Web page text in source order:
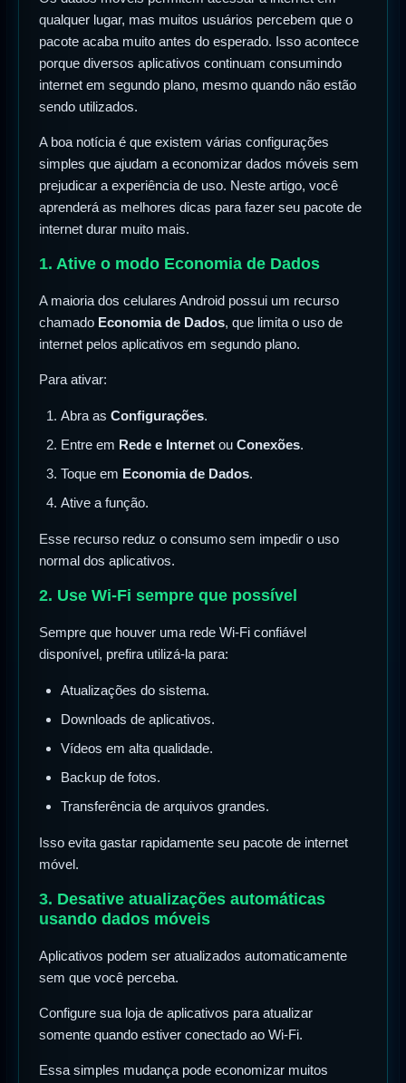
qualquer lugar, mas muitos usuários percebem que o
pacote acaba muito antes do esperado. Isso acontece
porque diversos aplicativos continuam consumindo
internet em segundo plano, mesmo quando não estão
sendo utilizados.
A boa notícia é que existem várias configurações
simples que ajudam a economizar dados móveis sem
prejudicar a experiência de uso. Neste artigo, você
aprenderá as melhores dicas para fazer seu pacote de
internet durar muito mais.
1. Ative o modo Economia de Dados
A maioria dos celulares Android possui um recurso
chamado Economia de Dados, que limita o uso de
internet pelos aplicativos em segundo plano.
Para ativar:
Abra as Configurações.
Entre em Rede e Internet ou Conexões.
Toque em Economia de Dados.
Ative a função.
Esse recurso reduz o consumo sem impedir o uso
normal dos aplicativos.
2. Use Wi-Fi sempre que possível
Sempre que houver uma rede Wi-Fi confiável
disponível, prefira utilizá-la para:
Atualizações do sistema.
Downloads de aplicativos.
Vídeos em alta qualidade.
Backup de fotos.
Transferência de arquivos grandes.
Isso evita gastar rapidamente seu pacote de internet
móvel.
3. Desative atualizações automáticas
usando dados móveis
Aplicativos podem ser atualizados automaticamente
sem que você perceba.
Configure sua loja de aplicativos para atualizar
somente quando estiver conectado ao Wi-Fi.
Essa simples mudança pode economizar muitos